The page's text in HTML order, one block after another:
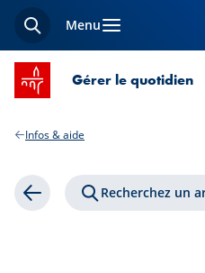
Recherche
Menu
Accueil SPUERKEESS
Gérer le quotidien
Infos & aide
Retour Recherchez un